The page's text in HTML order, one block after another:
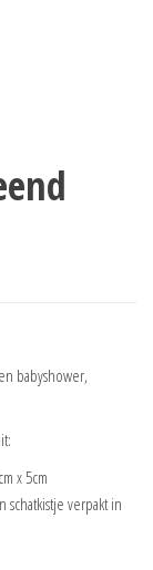
babyshower,
x 5cm
verpakt in